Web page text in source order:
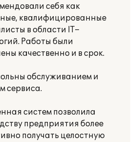
себя как
квалифицированные
в области IT–
Работы были
качественно и в срок.
обслуживанием и
сервиса.
систем позволила
предприятия более
получать целостную